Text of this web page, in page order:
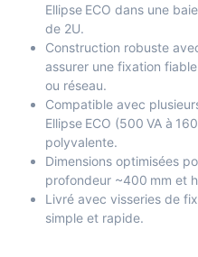
Ellipse ECO dans une
de 2U.
Construction robuste
assurer une fixation
ou réseau.
Compatible avec
Ellipse ECO (500 VA à
polyvalente.
Dimensions optimisées
profondeur ~400 mm et
Livré avec visseries de
simple et rapide.